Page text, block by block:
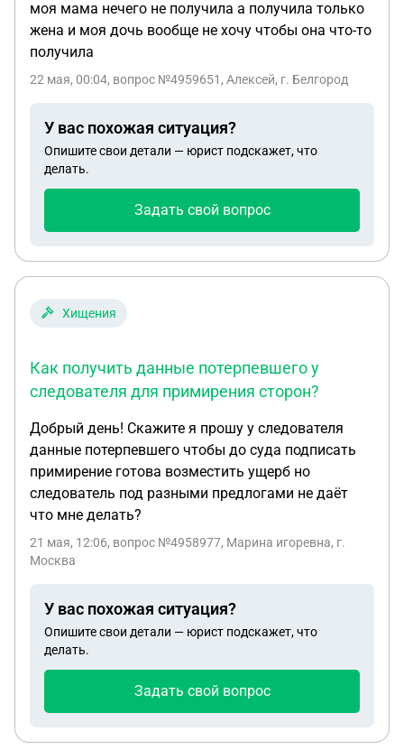
моя мама нечего не получила а получила только
жена и моя дочь вообще не хочу чтобы она что-то
получила
22 мая, 00:04, вопрос №4959651, Алексей, г. Белгород
У вас похожая ситуация?
Опишите свои детали — юрист подскажет, что
делать.
Задать свой вопрос
Хищения
Как получить данные потерпевшего у
следователя для примирения сторон?
Добрый день! Скажите я прошу у следователя
данные потерпевшего чтобы до суда подписать
примирение готова возместить ущерб но
следователь под разными предлогами не даёт
что мне делать?
21 мая, 12:06, вопрос №4958977, Марина игоревна, г.
Москва
У вас похожая ситуация?
Опишите свои детали — юрист подскажет, что
делать.
Задать свой вопрос